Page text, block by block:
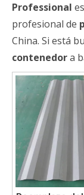
Professional
profesional de
China. Si está
contenedora